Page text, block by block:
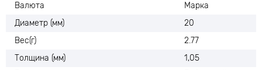
Валюта
Марка
Диаметр (мм)
20
Вес(г)
2.77
Толщина (мм)
1,05